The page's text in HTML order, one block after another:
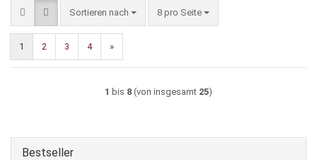
Sortieren nach
Sortieren nach 8 pro Seite
pro Seite
1 2 3 4 »
1 bis 8 (von insgesamt 25)
Bestseller